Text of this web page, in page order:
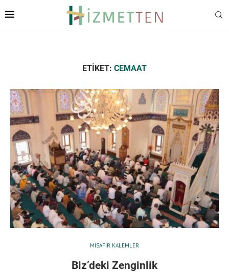
ETIKET: CEMAAT
MISAFIR KALEMLER
Biz’deki Zenginlik